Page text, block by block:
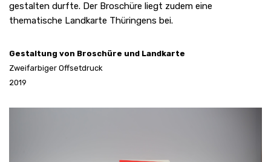
gestalten durfte. Der Broschüre liegt zudem eine
thematische Landkarte Thüringens bei.
Gestaltung von Broschüre und Landkarte
Zweifarbiger Offsetdruck
2019